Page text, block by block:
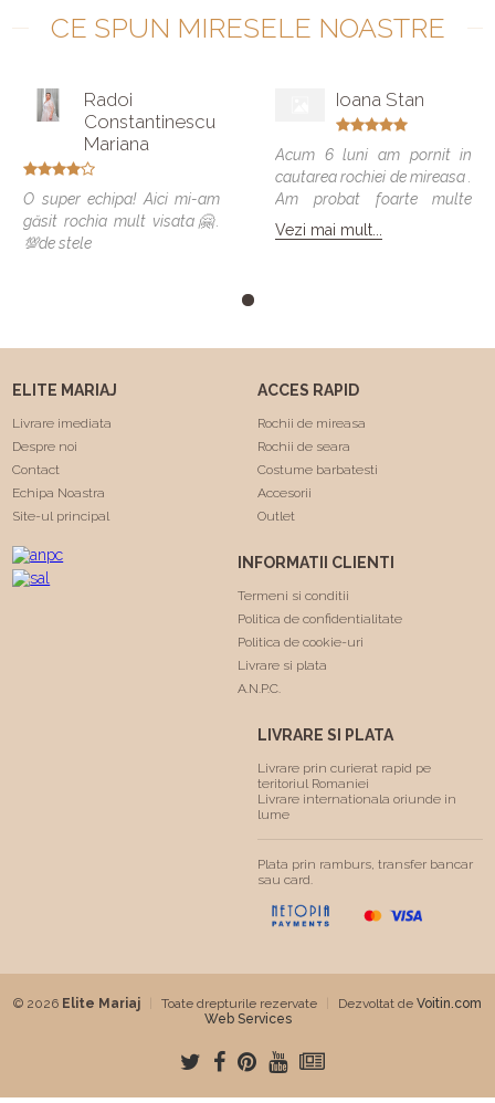
CE SPUN MIRESELE NOASTRE
Radoi
Constantinescu
Mariana
O super echipa! Aici mi-am
găsit rochia mult visata🤗.
💯de stele
Ioana Stan
Acum 6 luni am pornit in
cautarea rochiei de mireasa .
Am probat foarte multe
modele si vreau sa spun ca
toate veneau bine , dar
"Trash the dress" si a rezistat
multumesc echipa Elite
Mariaj faceti minuni .❤️❤️
Vezi mai mult...
ELITE MARIAJ
Livrare imediata
Despre noi
Contact
Echipa Noastra
Site-ul principal
ACCES RAPID
Rochii de mireasa
Rochii de seara
Costume barbatesti
Accesorii
Outlet
INFORMATII CLIENTI
Termeni si conditii
Politica de confidentialitate
Politica de cookie-uri
Livrare si plata
A.N.P.C.
LIVRARE SI PLATA
Livrare prin curierat rapid pe
teritoriul Romaniei
Livrare internationala oriunde in
lume
Plata prin ramburs, transfer bancar
sau card.
© 2026 Elite Mariaj Toate drepturile rezervate Dezvoltat de Voitin.com
Web Services